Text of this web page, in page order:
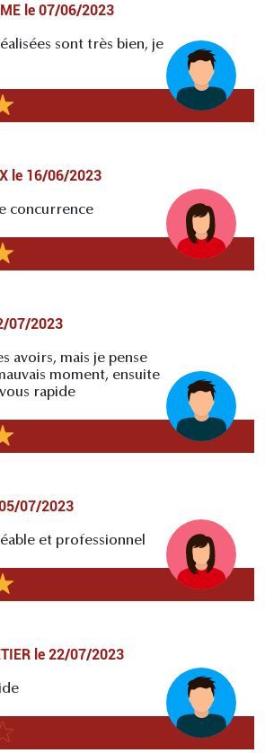
le 07/06/2023
sont très bien, je
le 16/06/2023
concurrence
07/2023
avoirs, mais je pense
moment, ensuite
rapide
07/2023
et professionnel
le 22/07/2023